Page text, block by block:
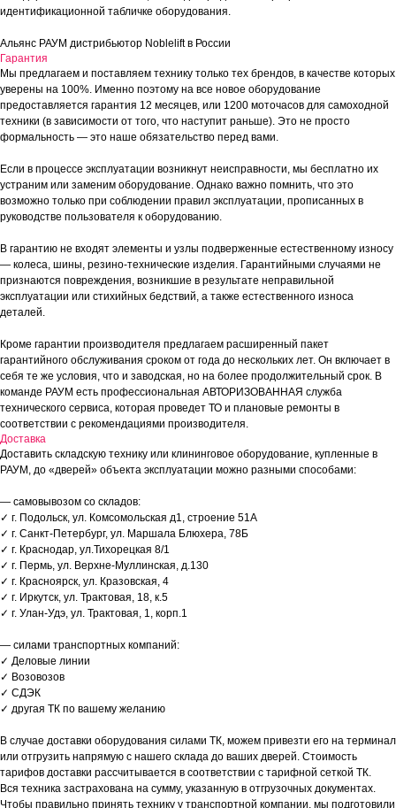
идентификационной табличке оборудования.
Альянс РАУМ дистрибьютор Noblelift в России
Гарантия
Мы предлагаем и поставляем технику только тех брендов, в качестве которых
уверены на 100%. Именно поэтому на все новое оборудование
предоставляется гарантия 12 месяцев, или 1200 моточасов для самоходной
техники (в зависимости от того, что наступит раньше). Это не просто
формальность — это наше обязательство перед вами.
Если в процессе эксплуатации возникнут неисправности, мы бесплатно их
устраним или заменим оборудование. Однако важно помнить, что это
возможно только при соблюдении правил эксплуатации, прописанных в
руководстве пользователя к оборудованию.
В гарантию не входят элементы и узлы подверженные естественному износу
— колеса, шины, резино-технические изделия. Гарантийными случаями не
признаются повреждения, возникшие в результате неправильной
эксплуатации или стихийных бедствий, а также естественного износа
деталей.
Кроме гарантии производителя предлагаем расширенный пакет
гарантийного обслуживания сроком от года до нескольких лет. Он включает в
себя те же условия, что и заводская, но на более продолжительный срок. В
команде РАУМ есть профессиональная АВТОРИЗОВАННАЯ служба
технического сервиса, которая проведет ТО и плановые ремонты в
соответствии с рекомендациями производителя.
Доставка
Доставить складскую технику или клининговое оборудование, купленные в
РАУМ, до «дверей» объекта эксплуатации можно разными способами:
— самовывозом со складов:
✓ г. Подольск, ул. Комсомольская д1, строение 51А
✓ г. Санкт-Петербург, ул. Маршала Блюхера, 78Б
✓ г. Краснодар, ул.Тихорецкая 8/1
✓ г. Пермь, ул. Верхне-Муллинская, д.130
✓ г. Красноярск, ул. Кразовская, 4
✓ г. Иркутск, ул. Трактовая, 18, к.5
✓ г. Улан-Удэ, ул. Трактовая, 1, корп.1
— силами транспортных компаний:
✓ Деловые линии
✓ Возовозов
✓ СДЭК
✓ другая ТК по вашему желанию
В случае доставки оборудования силами ТК, можем привезти его на терминал
или отгрузить напрямую с нашего склада до ваших дверей. Стоимость
тарифов доставки рассчитывается в соответствии с тарифной сеткой ТК.
Вся техника застрахована на сумму, указанную в отгрузочных документах.
Чтобы правильно принять технику у транспортной компании, мы подготовили